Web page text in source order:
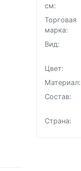
см:
Торговая
марка:
Вид:
Цвет:
Материал:
Состав:
Страна: